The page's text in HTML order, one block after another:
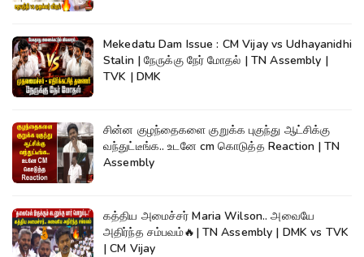
Mekedatu Dam Issue : CM Vijay vs Udhayanidhi
Stalin | நேருக்கு நேர் மோதல் | TN Assembly |
TVK | DMK
சின்ன குழந்தைகளை குறுக்க புகுந்து ஆட்சிக்கு
வந்துட்டீங்க.. உடனே cm கொடுத்த Reaction | TN
Assembly
கத்திய அமைச்சர் Maria Wilson.. அவையே
அதிர்ந்த சம்பவம்🔥| TN Assembly | DMK vs TVK
| CM Vijay